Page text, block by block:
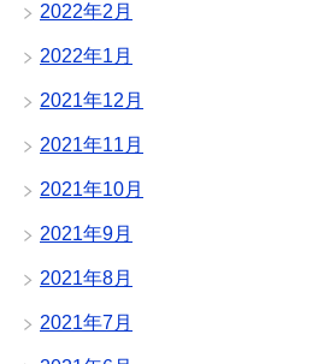
2022年2月
2022年1月
2021年12月
2021年11月
2021年10月
2021年9月
2021年8月
2021年7月